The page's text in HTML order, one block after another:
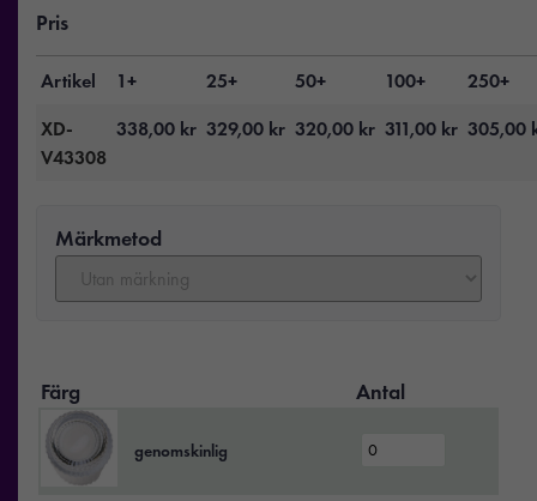
Pris
Artikel 1+ 25+ 50+ 100+
250+
XD-
V43308
338,00 kr 329,00 kr 320,00 kr 311,00 kr 305,00
Märkmetod
Färg Antal
genomskinlig